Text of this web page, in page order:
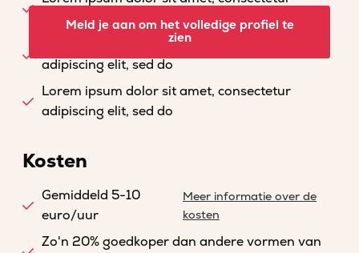
adipiscing elit, sed do
Lorem ipsum dolor sit amet, consectetur
adipiscing elit, sed do
Lorem ipsum dolor sit amet, consectetur
adipiscing elit, sed do
Meld je aan om het volledige profiel te
zien
Kosten
Gemiddeld 5-10
euro/uur
Meer informatie over de
kosten
Zo'n 20% goedkoper dan andere vormen van